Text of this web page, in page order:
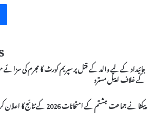
جائیداد کے لیے والد کے قتل پر سپریم کورٹ کا مجرم کی
کے خلاف اپیل مسترد
پیکٹا نے جماعت ہشتم کے امتحانات 2026 کے نتائج کا اعلان کر دیا